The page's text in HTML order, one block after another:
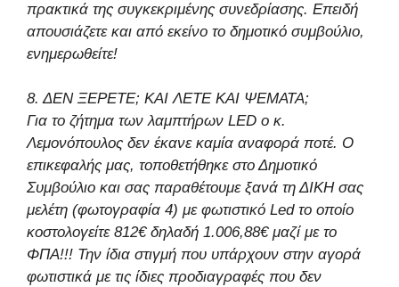
πρακτικά της συγκεκριμένης συνεδρίασης. Επειδή
απουσιάζετε και από εκείνο το δημοτικό συμβούλιο,
ενημερωθείτε!
8. ΔΕΝ ΞΕΡΕΤΕ; ΚΑΙ ΛΕΤΕ ΚΑΙ ΨΕΜΑΤΑ;
Για το ζήτημα των λαμπτήρων LED ο κ.
Λεμονόπουλος δεν έκανε καμία αναφορά ποτέ. Ο
επικεφαλής μας, τοποθετήθηκε στο Δημοτικό
Συμβούλιο και σας παραθέτουμε ξανά τη ΔΙΚΗ σας
μελέτη (φωτογραφία 4) με φωτιστικό Led το οποίο
κοστολογείτε 812€ δηλαδή 1.006,88€ μαζί με το
ΦΠΑ!!! Την ίδια στιγμή που υπάρχουν στην αγορά
φωτιστικά με τις ίδιες προδιαγραφές που δεν